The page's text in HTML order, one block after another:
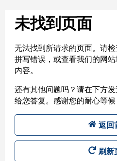
未找到页面
无法找到所请求的页面。请
拼写错误，或查看我们的网
内容。
还有其他问题吗？请在下方
给您答复。感谢您的耐心等候
返回
刷新